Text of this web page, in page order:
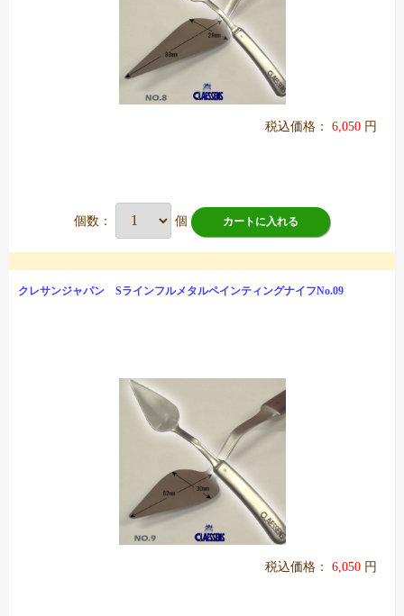
税込価格： 6,050 円
個数： 個 カートに入れる
クレサンジャパン SラインフルメタルペインティングナイフNo.09
税込価格： 6,050 円